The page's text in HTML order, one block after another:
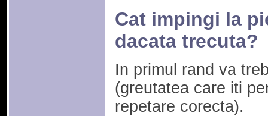
Cat impingi la
dacata trecuta?
In primul rand va
(greutatea care iti
repetare corecta).